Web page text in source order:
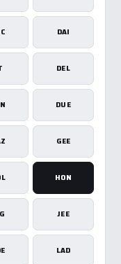
DAI
DEL
DUE
GEE
HON
JEE
LAD